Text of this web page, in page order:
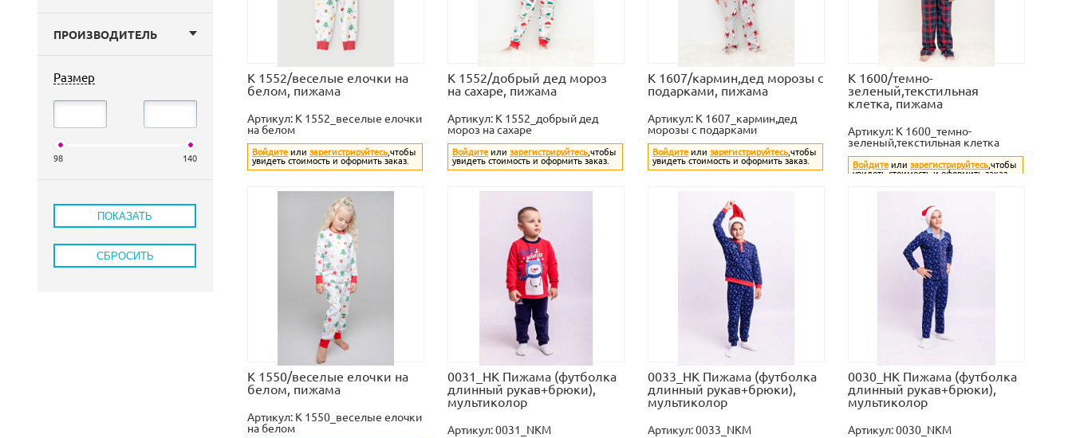
ПРОИЗВОДИТЕЛЬ
Размер
98 140
К 1552/веселые елочки на
белом, пижама
Артикул: К 1552_веселые елочки
на белом
Войдите или зарегистрируйтесь ,чтобы
увидеть стоимость и оформить заказ.
К 1552/добрый дед мороз
на сахаре, пижама
Артикул: К 1552_добрый дед
мороз на сахаре
Войдите или зарегистрируйтесь ,чтобы
увидеть стоимость и оформить заказ.
К 1607/кармин,дед морозы с
подарками, пижама
Артикул: К 1607_кармин,дед
морозы с подарками
Войдите или зарегистрируйтесь ,чтобы
увидеть стоимость и оформить заказ.
К 1600/темно-
зеленый,текстильная
клетка, пижама
Артикул: К 1600_темно-
зеленый,текстильная клетка
Войдите или зарегистрируйтесь ,чтобы
увидеть стоимость и оформить заказ.
К 1550/веселые елочки на
белом, пижама
Артикул: К 1550_веселые елочки
на белом
0031_НК Пижама (футболка
длинный рукав+брюки),
мультиколор
Артикул:0031_NKM
0033_НК Пижама (футболка
длинный рукав+брюки),
мультиколор
Артикул:0033_NKM
0030_НК Пижама (футболка
длинный рукав+брюки),
мультиколор
Артикул:0030_NKM